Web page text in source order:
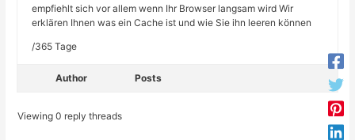
empfiehlt sich vor allem wenn Ihr Browser langsam wird Wir
erklären Ihnen was ein Cache ist und wie Sie ihn leeren können
/365 Tage
Author Posts
Viewing 0 reply threads